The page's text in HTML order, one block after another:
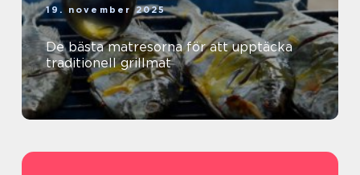
19. november 2025
De bästa matresorna för att upptäcka
traditionell grillmat